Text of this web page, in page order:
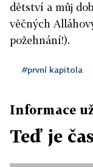
dětství a můj
věčných
požehnání!).
#první kapitola
Informace
Teď je